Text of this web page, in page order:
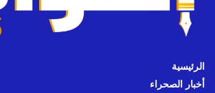
الرئيسية
أخبار الصحراء